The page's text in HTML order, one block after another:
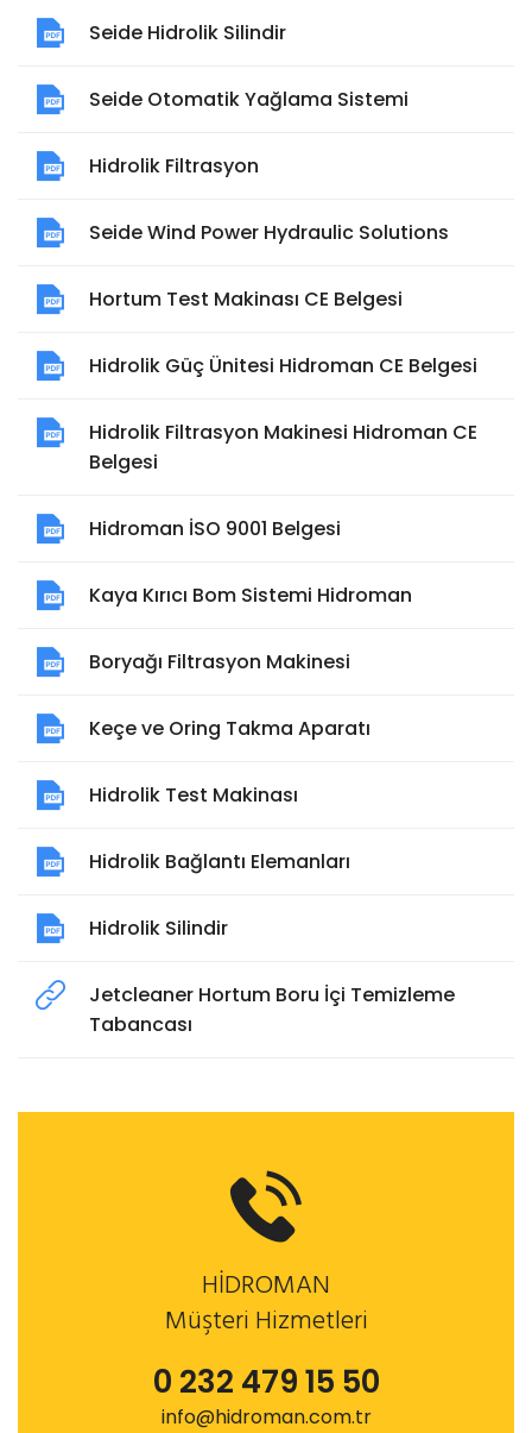
Seide Hidrolik Silindir
Seide Otomatik Yağlama Sistemi
Hidrolik Filtrasyon
Seide Wind Power Hydraulic Solutions
Hortum Test Makinası CE Belgesi
Hidrolik Güç Ünitesi Hidroman CE Belgesi
Hidrolik Filtrasyon Makinesi Hidroman CE
Belgesi
Hidroman İSO 9001 Belgesi
Kaya Kırıcı Bom Sistemi Hidroman
Boryağı Filtrasyon Makinesi
Keçe ve Oring Takma Aparatı
Hidrolik Test Makinası
Hidrolik Bağlantı Elemanları
Hidrolik Silindir
Jetcleaner Hortum Boru İçi Temizleme
Tabancası
HİDROMAN
Müşteri Hizmetleri
0 232 479 15 50
info@hidroman.com.tr